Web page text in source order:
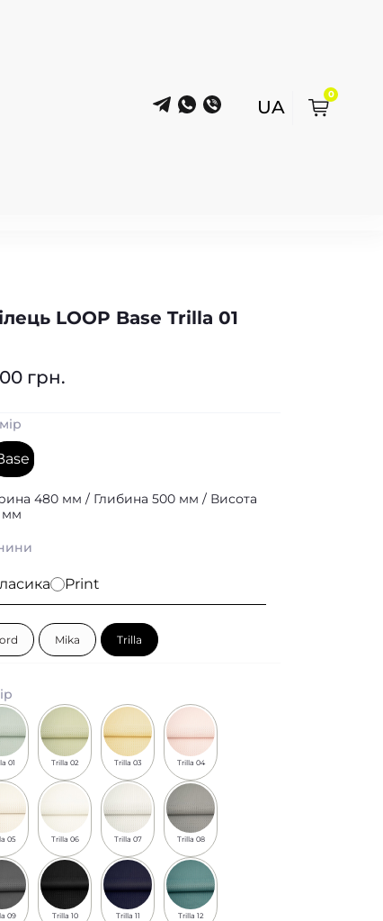
0
LOOP Base Trilla 01
грн.
480 мм / Глибина 500 мм / Висота
мм
Print
Mika Trilla
01 Trilla 02 Trilla 03 Trilla 04
05 Trilla 06 Trilla 07 Trilla 08
09 Trilla 10 Trilla 11 Trilla 12